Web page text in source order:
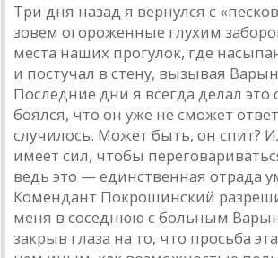
Три дня назад я вернулся с
зовем огороженные глухим
места наших прогулок, где
и постучал в стену, вызывая
Последние дни я всегда делал это
боялся, что он уже не сможет
случилось. Может быть, он спит?
имеет сил, чтобы
ведь это — единственная отрада
Комендант Покрошинский
меня в соседнюю с больным
закрыв глаза на то, что просьба